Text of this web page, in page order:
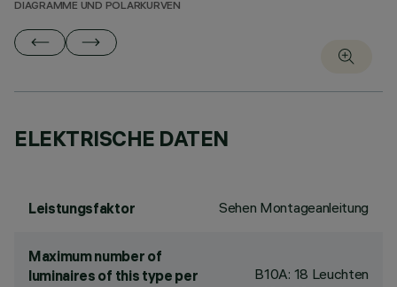
DIAGRAMME UND POLARKURVEN
ELEKTRISCHE DATEN
Leistungsfaktor Sehen Montageanleitung
Maximum number of
luminaires of this type per
B10A: 18 Leuchten